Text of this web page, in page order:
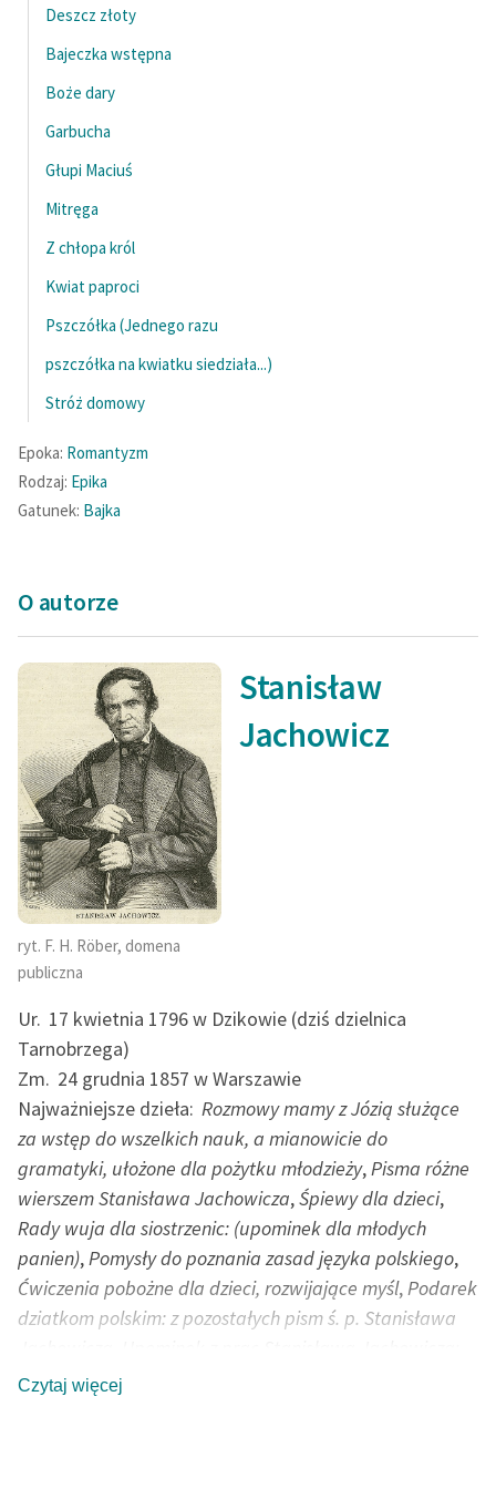
Deszcz złoty
Bajeczka wstępna
Boże dary
Garbucha
Głupi Maciuś
Mitręga
Z chłopa król
Kwiat paproci
Pszczółka (Jednego razu
pszczółka na kwiatku siedziała...)
Stróż domowy
Epoka: Romantyzm
Rodzaj: Epika
Gatunek: Bajka
O autorze
ryt. F. H. Röber, domena
publiczna
Stanisław
Jachowicz
Ur. 17 kwietnia 1796 w Dzikowie (dziś dzielnica
Tarnobrzega)
Zm. 24 grudnia 1857 w Warszawie
Najważniejsze dzieła: Rozmowy mamy z Józią służące
za wstęp do wszelkich nauk, a mianowicie do
gramatyki, ułożone dla pożytku młodzieży,Pisma różne
wierszem Stanisława Jachowicza,Śpiewy dla dzieci,
Rady wuja dla siostrzenic: (upominek dla młodych
panien),Pomysły do poznania zasad języka polskiego,
Ćwiczenia pobożne dla dzieci, rozwijające myśl,Podarek
dziatkom polskim: z pozostałych pism ś. p. Stanisława
bajki, nauczki, opisy, powiastki i różne wierszyki
Czytaj więcej